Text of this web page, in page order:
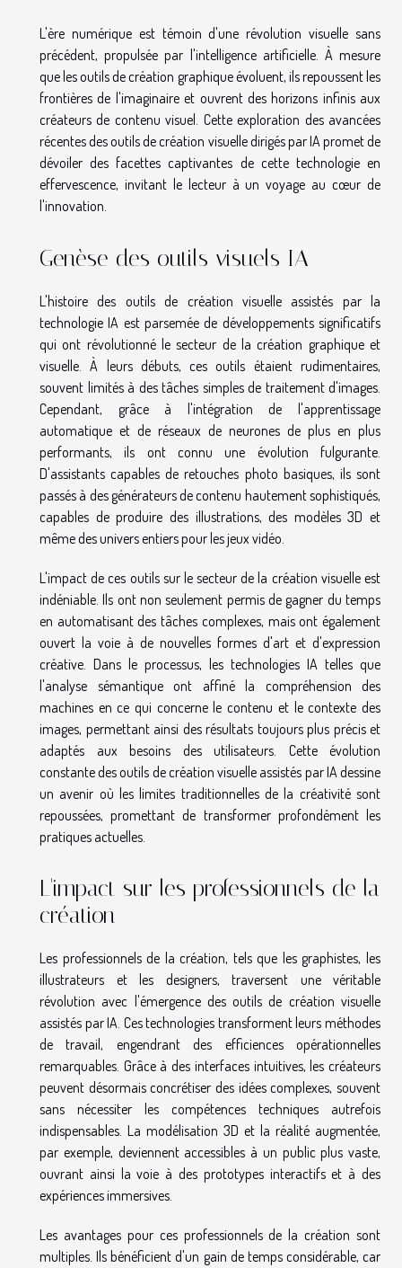
L'ère numérique est témoin d'une révolution visuelle sans
précédent, propulsée par l'intelligence artificielle. À mesure
que les outils de création graphique évoluent, ils repoussent les
frontières de l'imaginaire et ouvrent des horizons infinis aux
créateurs de contenu visuel. Cette exploration des avancées
récentes des outils de création visuelle dirigés par IA promet de
dévoiler des facettes captivantes de cette technologie en
effervescence, invitant le lecteur à un voyage au cœur de
l'innovation.
Genèse des outils visuels IA
L'histoire des outils de création visuelle assistés par la
technologie IA est parsemée de développements significatifs
qui ont révolutionné le secteur de la création graphique et
visuelle. À leurs débuts, ces outils étaient rudimentaires,
souvent limités à des tâches simples de traitement d'images.
Cependant, grâce à l'intégration de l'apprentissage
automatique et de réseaux de neurones de plus en plus
performants, ils ont connu une évolution fulgurante.
D'assistants capables de retouches photo basiques, ils sont
passés à des générateurs de contenu hautement sophistiqués,
capables de produire des illustrations, des modèles 3D et
même des univers entiers pour les jeux vidéo.
L'impact de ces outils sur le secteur de la création visuelle est
indéniable. Ils ont non seulement permis de gagner du temps
en automatisant des tâches complexes, mais ont également
ouvert la voie à de nouvelles formes d'art et d'expression
créative. Dans le processus, les technologies IA telles que
l'analyse sémantique ont affiné la compréhension des
machines en ce qui concerne le contenu et le contexte des
images, permettant ainsi des résultats toujours plus précis et
adaptés aux besoins des utilisateurs. Cette évolution
constante des outils de création visuelle assistés par IA dessine
un avenir où les limites traditionnelles de la créativité sont
repoussées, promettant de transformer profondément les
pratiques actuelles.
L'impact sur les professionnels de la
création
Les professionnels de la création, tels que les graphistes, les
illustrateurs et les designers, traversent une véritable
révolution avec l'émergence des outils de création visuelle
assistés par IA. Ces technologies transforment leurs méthodes
de travail, engendrant des efficiences opérationnelles
remarquables. Grâce à des interfaces intuitives, les créateurs
peuvent désormais concrétiser des idées complexes, souvent
sans nécessiter les compétences techniques autrefois
indispensables. La modélisation 3D et la réalité augmentée,
par exemple, deviennent accessibles à un public plus vaste,
ouvrant ainsi la voie à des prototypes interactifs et à des
expériences immersives.
Les avantages pour ces professionnels de la création sont
multiples. Ils bénéficient d'un gain de temps considérable, car